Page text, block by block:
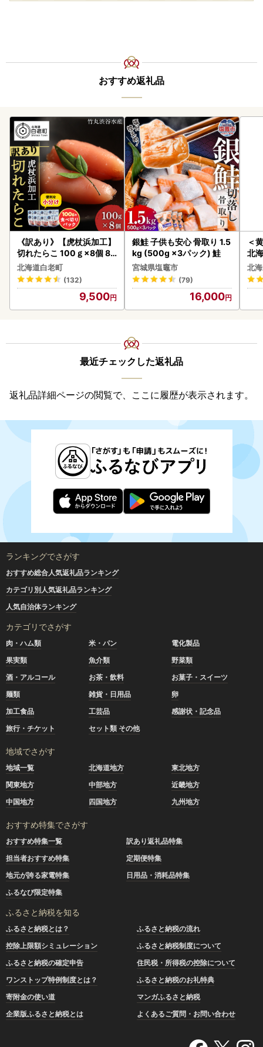
おすすめ返礼品
《訳あり》【虎杖浜加工】
切れたらこ 100ｇ×8個 80
0g AK081
北海道白老町
(132)
9,500
銀鮭 子供も安心 骨取り 1.5
kg (500g ×3パック) 鮭
宮城県塩竈市
(79)
16,000
＜
北
北
最近チェックした返礼品
返礼品詳細ページの閲覧で、ここに履歴が表示されます。
ランキングでさがす
おすすめ総合人気返礼品ランキング
カテゴリ別人気返礼品ランキング
人気自治体ランキング
カテゴリでさがす
肉・ハム類 米・パン
電化製品
果実類
魚介類
野菜類
酒・アルコール
お茶・飲料
お菓子・スイーツ
麺類
雑貨・日用品
卵
加工食品
工芸品
感謝状・記念品
旅行・チケット
セット類 その他
地域でさがす
地域一覧 北海道地方
東北地方
関東地方
中部地方
近畿地方
中国地方
四国地方 九州地方
おすすめ特集でさがす
おすすめ特集一覧
訳あり返礼品特集
担当者おすすめ特集
定期便特集
地元が誇る家電特集
日用品・消耗品特集
ふるなび限定特集
ふるさと納税を知る
ふるさと納税とは？
ふるさと納税の流れ
控除上限額シミュレーション
ふるさと納税制度について
ふるさと納税の確定申告
住民税・所得税の控除について
ワンストップ特例制度とは？
ふるさと納税のお礼特典
寄附金の使い道
マンガふるさと納税
企業版ふるさと納税とは
よくあるご質問・お問い合わせ